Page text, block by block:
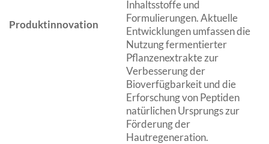
Produktinnovation
Inhaltsstoffe und
Formulierungen. Aktuelle
Entwicklungen umfassen die
Nutzung fermentierter
Pflanzenextrakte zur
Verbesserung der
Bioverfügbarkeit und die
Erforschung von Peptiden
natürlichen Ursprungs zur
Förderung der
Hautregeneration.